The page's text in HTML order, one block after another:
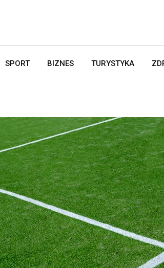
SPORT BIZNES TURYSTYKA